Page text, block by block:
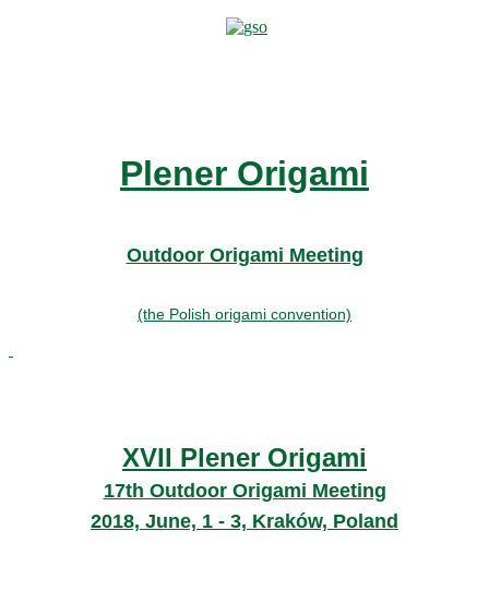
Plener Origami
Outdoor Origami Meeting
(the Polish origami convention)
XVII Plener Origami
17th Outdoor Origami Meeting
2018, June, 1 - 3, Kraków, Poland